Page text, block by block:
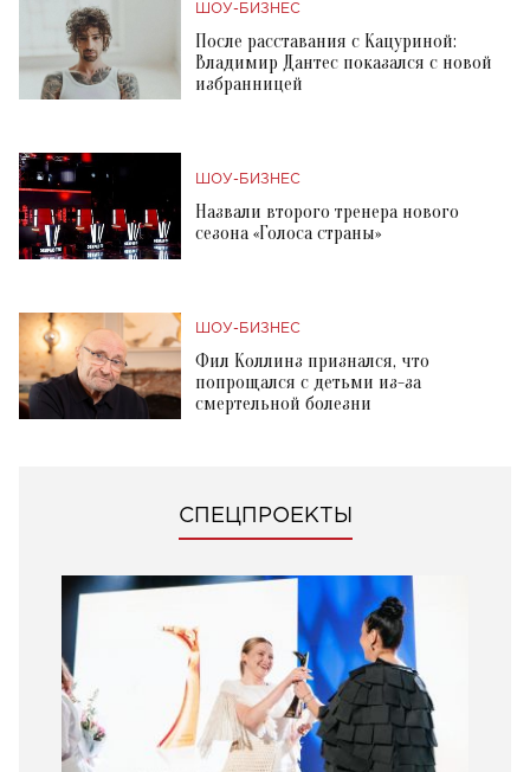
ШОУ-БИЗНЕС
После расставания с Кацуриной:
Владимир Дантес показался с новой
избранницей
ШОУ-БИЗНЕС
Назвали второго тренера нового
сезона «Голоса страны»
ШОУ-БИЗНЕС
Фил Коллинз признался, что
попрощался с детьми из-за
смертельной болезни
СПЕЦПРОЕКТЫ